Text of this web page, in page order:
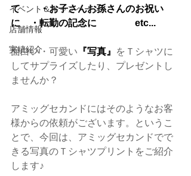
イベント＆キャンペーン
店舗情報
実績紹介
て　　・お子さんお孫さんのお祝い
に　・転勤の記念に　　　　etc...
面白い・可愛い 『写真』
をＴシャツに
してサプライズしたり、プレゼントし
ませんか？
アミッグセカンドにはそのようなお客
様からの依頼がございます。というこ
とで、今回は、アミッグセカンドでで
きる写真のＴシャツプリントをご紹介
します♪